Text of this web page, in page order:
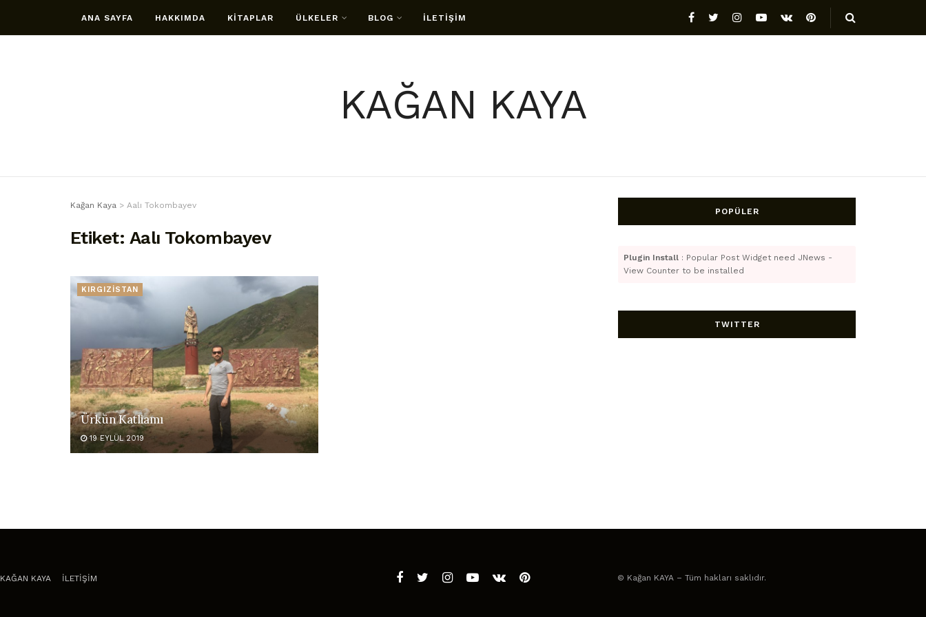
ANA SAYFA HAKKIMDA KİTAPLAR ÜLKELER BLOG İLETİŞİM
KAĞAN KAYA
Kağan Kaya > Aalı Tokombayev
Etiket: Aalı Tokombayev
KIRGIZİSTAN
Ürkün Katliamı
19 EYLÜL 2019
POPÜLER
Plugin Install : Popular Post Widget need JNews -
View Counter to be installed
TWITTER
KAĞAN KAYA İLETİŞİM © Kağan KAYA – Tüm hakları saklıdır.